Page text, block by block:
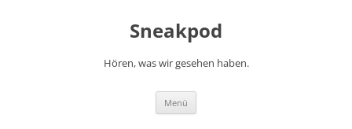
Sneakpod
Hören, was wir gesehen haben.
Menü